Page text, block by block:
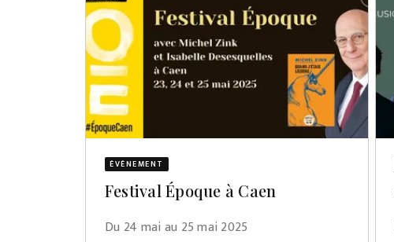
ÉVÈNEMENT
Festival Époque à Caen
Du 24 mai au 25 mai 2025